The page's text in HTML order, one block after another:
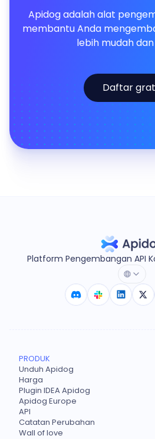
Apidog adalah alat
membantu Anda
lebih mudah dan
Daftar
Platform Pengembangan API
PRODUK
Unduh Apidog
Harga
Plugin IDEA Apidog
Apidog Europe
API
Catatan Perubahan
Wall of love